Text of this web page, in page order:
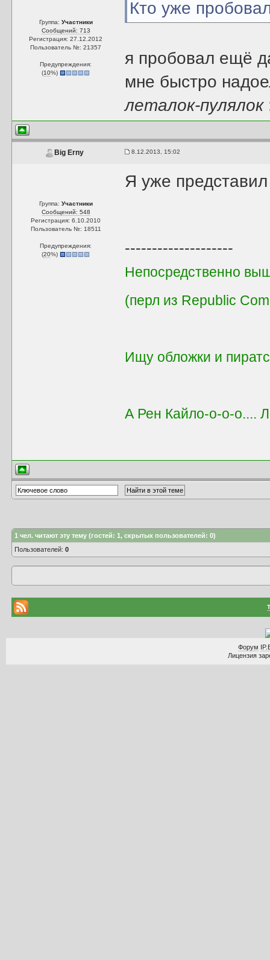
Группа: Участники
Сообщений: 713
Регистрация: 27.12.2012
Пользователь №: 21357
Предупреждения:
(10%)
Кто уже
я пробовал ещё
мне быстро
леталок-пулялок
Big Erny 8.12.2013, 15:02
Группа: Участники
Сообщений: 548
Регистрация: 6.10.2010
Пользователь №: 18511
Предупреждения:
(20%)
Я уже
--------------------
Непосредственно
(перл из Republic
Ищу обложки и
А Рен Кайло-о-о-о....
1 чел. читают эту тему (гостей: 1, скрытых пользователей: 0)
Пользователей:0
Форум
Лицензия